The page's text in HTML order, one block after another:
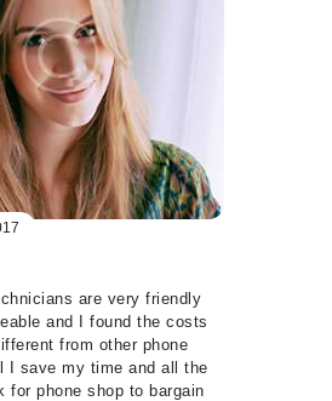
are very friendly
and I found the costs
from other phone
I save my time and all the
for phone shop to bargain